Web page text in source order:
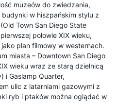
muzeów do zwiedzania,
w hiszpańskim stylu z
Town San Diego State
połowie XIX wieku,
plan filmowy w westernach.
miasta – Downtown San Diego
wieku wraz ze starą dzielnicą
i Gaslamp Quarter,
ulic z latarniami gazowymi z
ryb i ptaków można oglądać w